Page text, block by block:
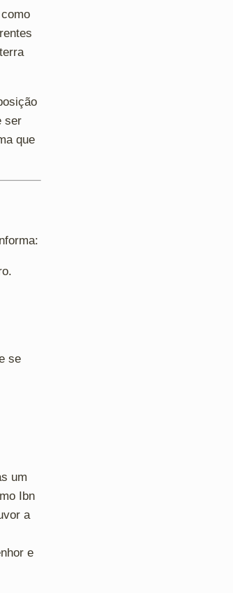
ser
que
se
um
Ibn
a
e